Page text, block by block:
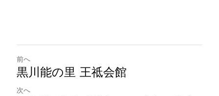
前へ
黒川能の里 王祗会館
次へ